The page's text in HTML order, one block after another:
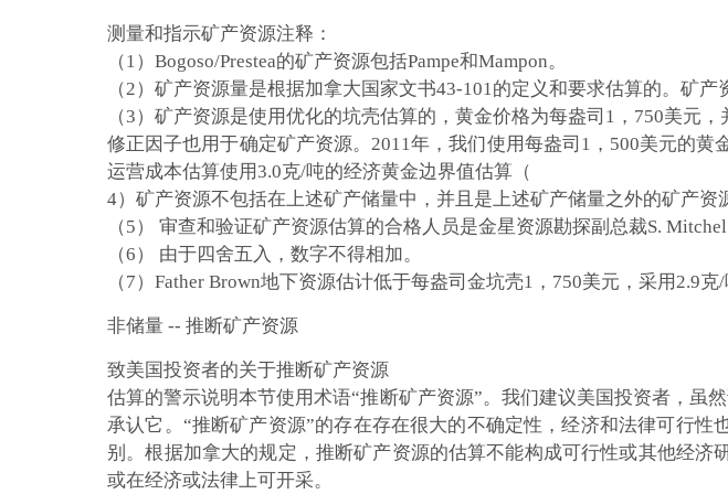
测量和指示矿产资源注释：
（1）Bogoso/Prestea的矿产资源包括Pampe和Mampon。
（2）矿产资源量是根据加拿大国家文书43-101的定义和要求估算的。矿产
（3）矿产资源是使用优化的坑壳估算的，黄金价格为每盎司1，750美元
修正因子也用于确定矿产资源。2011年，我们使用每盎司1，500美元的黄
运营成本估算使用3.0克/吨的经济黄金边界值估算（
4）矿产资源不包括在上述矿产储量中，并且是上述矿产储量之外的矿产资
（5） 审查和验证矿产资源估算的合格人员是金星资源勘探副总裁S. Mitchel
（6） 由于四舍五入，数字不得相加。
（7）Father Brown地下资源估计低于每盎司金坑壳1，750美元，采用2.9
非储量 -- 推断矿产资源
致美国投资者的关于推断矿产资源
估算的警示说明本节使用术语“推断矿产资源”。我们建议美国投资者，虽
承认它。“推断矿产资源”的存在存在很大的不确定性，经济和法律可行
别。根据加拿大的规定，推断矿产资源的估算不能构成可行性或其他经济
或在经济或法律上可开采。